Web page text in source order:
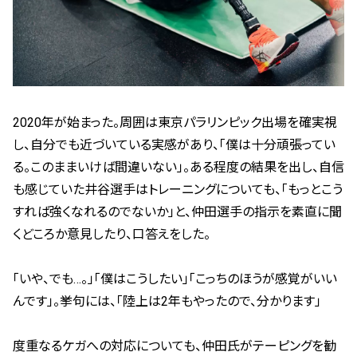
2020年が始まった。周囲は東京パラリンピック出場を確実視
し、自分でも近づいている実感があり、「僕は十分頑張ってい
る。このままいけば間違いない」。ある程度の結果を出し、自信
も感じていた井谷選手はトレーニングについても、「もっとこう
すれば強くなれるのでないか」と、仲田選手の指示を素直に聞
くどころか意見したり、口答えをした。
「いや、でも…。」「僕はこうしたい」「こっちのほうが感覚がいい
んです」。挙句には、「陸上は2年もやったので、分かります」
度重なるケガへの対応についても、仲田氏がテーピングを勧